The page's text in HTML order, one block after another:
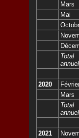
Mars
Mai
Total
annuel
2020
Mars
Total
annuel
2021